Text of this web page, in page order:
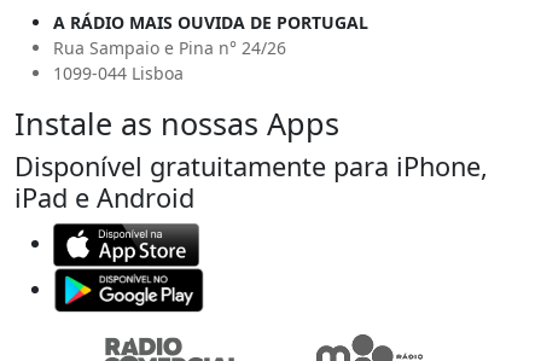
A RÁDIO MAIS OUVIDA DE PORTUGAL
Rua Sampaio e Pina n° 24/26
1099-044 Lisboa
Instale as nossas Apps
Disponível gratuitamente para iPhone,
iPad e Android